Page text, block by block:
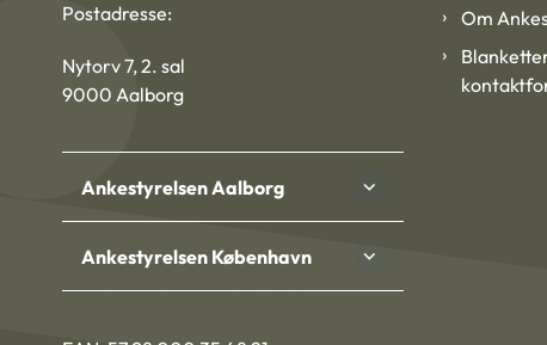
Postadresse:
Nytorv 7, 2. sal
9000 Aalborg
Ankestyrelsen Aalborg
Ankestyrelsen København
Om